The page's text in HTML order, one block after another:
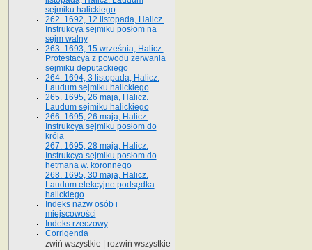
sejmiku halickiego
262. 1692, 12 listopada, Halicz.
Instrukcya sejmiku posłom na
sejm walny
263. 1693, 15 września, Halicz.
Protestacya z powodu zerwania
sejmiku deputackiego
264. 1694, 3 listopada, Halicz.
Laudum sejmiku halickiego
265. 1695, 26 maja, Halicz.
Laudum sejmiku halickiego
266. 1695, 26 maja, Halicz.
Instrukcya sejmiku posłom do
króla
267. 1695, 28 maja, Halicz.
Instrukcya sejmiku posłom do
hetmana w. koronnego
268. 1695, 30 maja, Halicz.
Laudum elekcyjne podsędka
halickiego
Indeks nazw osób i
miejscowości
Indeks rzeczowy
Corrigenda
zwiń wszystkie
rozwiń wszystkie